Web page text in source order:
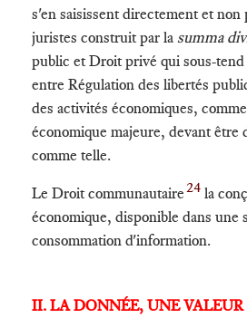
s'en saisissent directement et non
juristes construit par la summa
public et Droit privé qui sous-tend
entre Régulation des libertés
des activités économiques,
économique majeure, devant être
comme telle.
Le Droit communautaire24 la
économique, disponible dans une
consommation d'information.
II. LA DONNÉE, UNE VALEUR